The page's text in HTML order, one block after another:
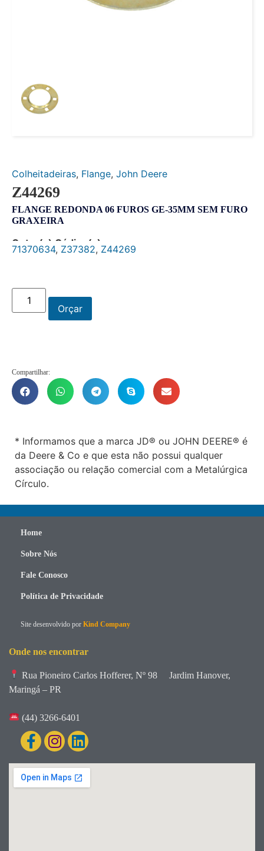
Colheitadeiras, Flange, John Deere
Z44269
FLANGE REDONDA 06 FUROS GE-35MM SEM FURO
GRAXEIRA
Outro(s) Código(s):
71370634, Z37382, Z44269
Orçar
Compartilhar:
* Informamos que a marca JD® ou JOHN DEERE® é
da Deere & Co e que esta não possui qualquer
associação ou relação comercial com a Metalúrgica
Círculo.
Home
Sobre Nós
Fale Conosco
Política de Privacidade
Site desenvolvido por Kind Company
Onde nos encontrar
Rua Pioneiro Carlos Hofferer, Nº 98
Jardim Hanover,
Maringá – PR
(44) 3266-6401